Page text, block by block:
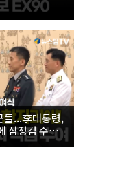
들...李대통령,
삼정검 수치
삼정검 수치